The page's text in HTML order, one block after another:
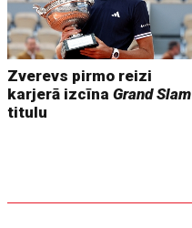
Zverevs pirmo reizi
karjerā izcīnaGrand Slam
titulu